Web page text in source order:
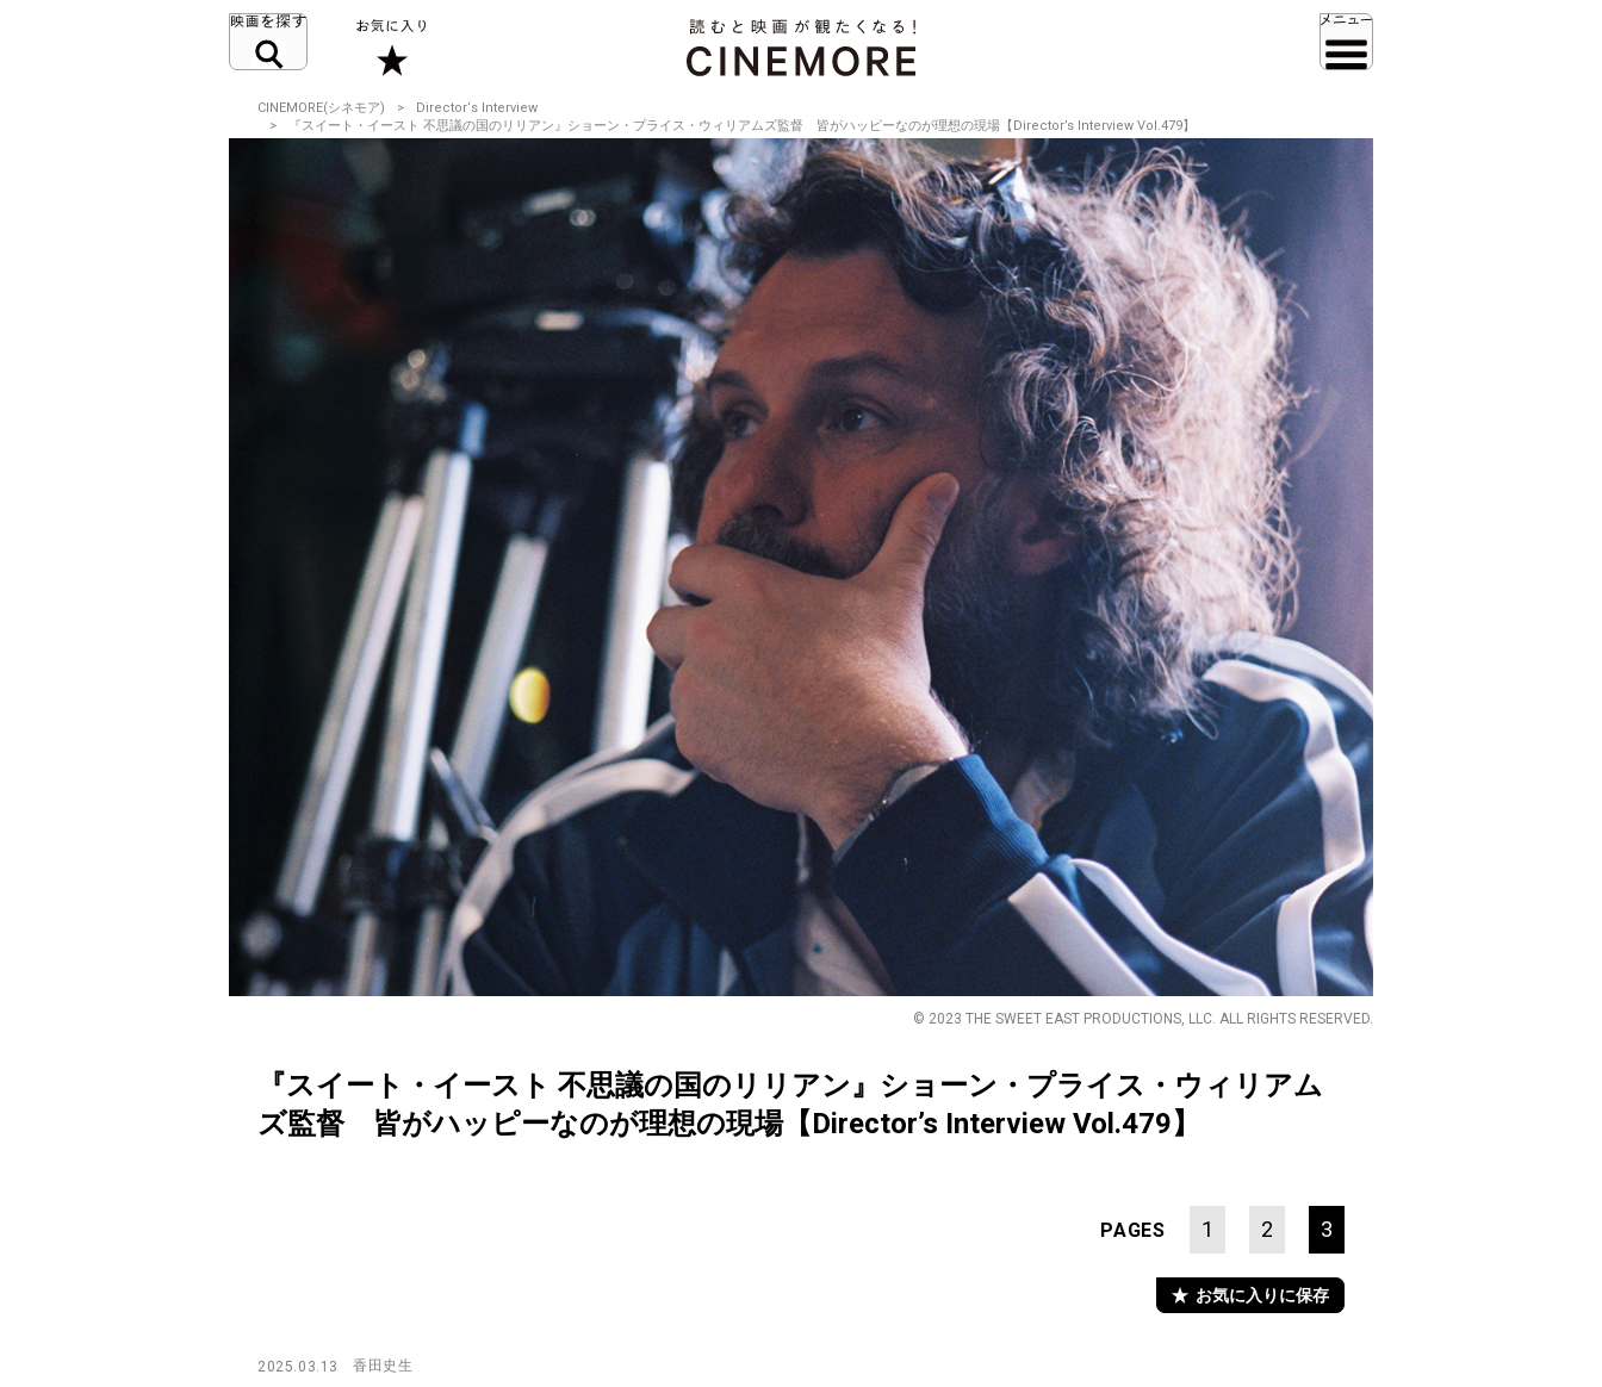
CINEMORE(シネモア)
Director‘s Interview
『スイート・イースト 不思議の国のリリアン』ショーン・プライス・ウィリアムズ監督 皆がハッピーなのが理想の現場【Director’s Interview Vol.479】
© 2023 THE SWEET EAST PRODUCTIONS, LLC. ALL RIGHTS RESERVED.
『スイート・イースト 不思議の国のリリアン』ショーン・プライス・ウィリアム
ズ監督 皆がハッピーなのが理想の現場【Director’s Interview Vol.479】
PAGES 1 2 3
お気に入りに保存
2025.03.13 香田史生